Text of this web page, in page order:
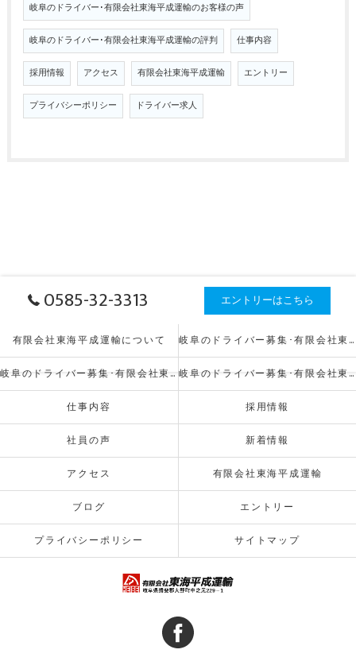
岐阜のドライバー･有限会社東海平成運輸のお客様の声
岐阜のドライバー･有限会社東海平成運輸の評判 仕事内容
採用情報 アクセス 有限会社東海平成運輸 エントリー
プライバシーポリシー ドライバー求人
0585-32-3313 エントリーはこちら
有限会社東海平成運輸について 岐阜のドライバー募集･有限会社東海平成運輸の口コミ情報
岐阜のドライバー募集･有限会社東海平成運輸の評判 岐阜のドライバー募集･有限会社東海平成運輸のお客様の声
仕事内容 採用情報
社員の声 新着情報
アクセス 有限会社東海平成運輸
ブログ エントリー
プライバシーポリシー サイトマップ